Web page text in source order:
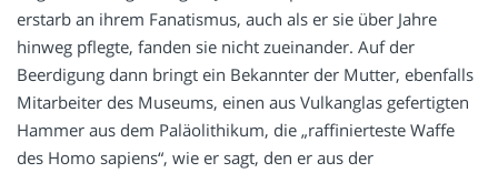
erstarb an ihrem Fanatismus, auch als er sie über Jahre
hinweg pflegte, fanden sie nicht zueinander. Auf der
Beerdigung dann bringt ein Bekannter der Mutter, ebenfalls
Mitarbeiter des Museums, einen aus Vulkanglas gefertigten
Hammer aus dem Paläolithikum, die „raffinierteste Waffe
des Homo sapiens“, wie er sagt, den er aus der